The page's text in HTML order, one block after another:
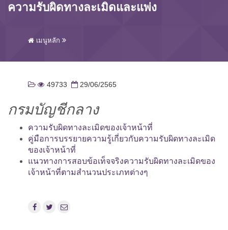
ความรับผิดทางละเมิดและแพ่ง
เมนูหลัก
49733 29/06/2565
กรมบัญชีกลาง
ความรับผิดทางละเมิดของเจ้าหน้าที่
คู่มือการบรรยายความรู้เกี่ยวกับความรับผิดทางละเมิด
ของเจ้าหน้าที่
แนวทางการสอบข้อเท็จจริงความรับผิดทางละเมิดของ
เจ้าหน้าที่ตามสำนวนประเภทต่างๆ